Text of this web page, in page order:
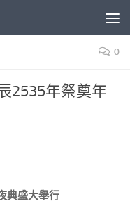
0
2535年祭奠年
典盛大舉行